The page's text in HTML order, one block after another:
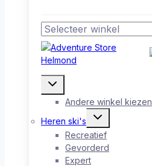
Toggle
Andere winkel kiezen
Heren ski's
Toggle
Recreatief
Gevorderd
Expert